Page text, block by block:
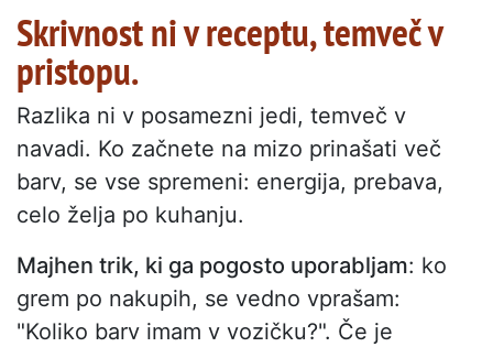
Skrivnost ni v receptu, temveč v
pristopu.
Razlika ni v posamezni jedi, temveč v
navadi. Ko začnete na mizo prinašati več
barv, se vse spremeni: energija, prebava,
celo želja po kuhanju.
Majhen trik, ki ga pogosto uporabljam: ko
grem po nakupih, se vedno vprašam:
"Koliko barv imam v vozičku?". Če je